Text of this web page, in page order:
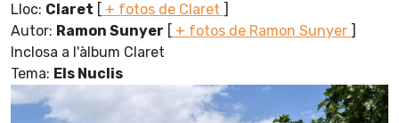
Lloc: Claret [ + fotos de Claret ]
Autor: Ramon Sunyer [ + fotos de Ramon Sunyer ]
Inclosa a l'àlbum Claret
Tema: Els Nuclis